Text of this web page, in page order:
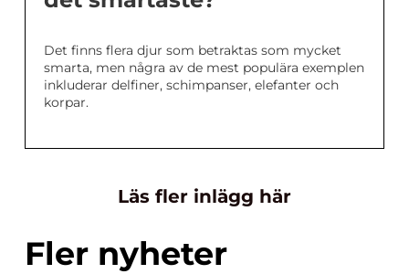
Det finns flera djur som betraktas som mycket
smarta, men några av de mest populära exemplen
inkluderar delfiner, schimpanser, elefanter och
korpar.
Läs fler inlägg här
Fler nyheter